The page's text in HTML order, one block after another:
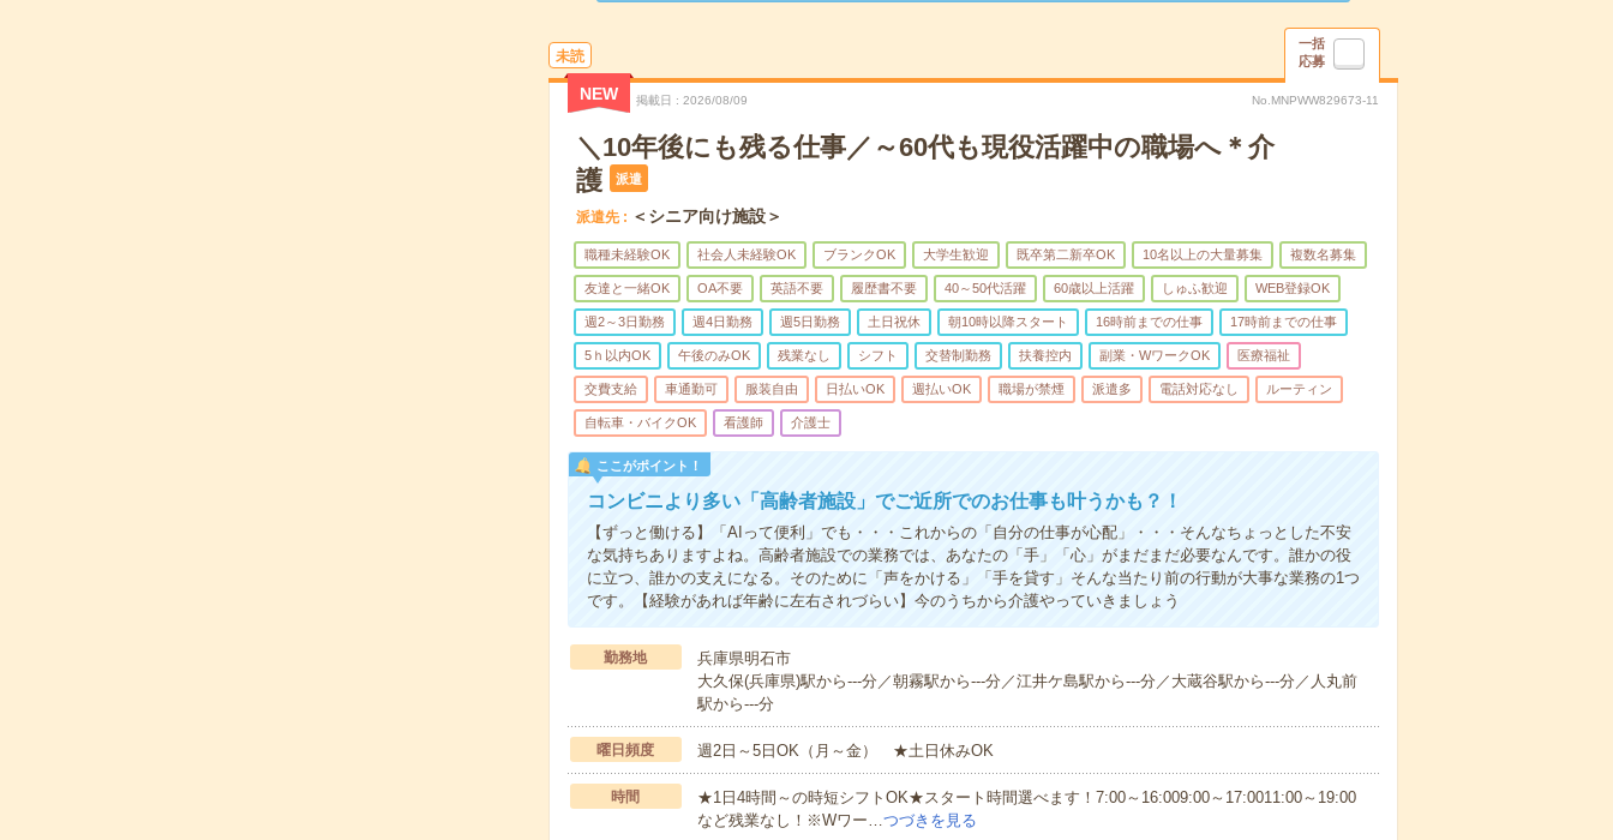
未読
一括
応募
NEW 掲載日 2026/08/09 No.MNPWW829673-11
＼10年後にも残る仕事／～60代も現役活躍中の職場へ＊介
護
派遣
派遣先 ＜シニア向け施設＞
職種未経験OK 社会人未経験OK ブランクOK 大学生歓迎 既卒第二新卒OK 10名以上の大量募集 複数名募集
友達と一緒OK OA不要 英語不要 履歴書不要 40～50代活躍 60歳以上活躍 しゅふ歓迎 WEB登録OK
週2～3日勤務 週4日勤務 週5日勤務 土日祝休 朝10時以降スタート 16時前までの仕事 17時前までの仕事
5ｈ以内OK 午後のみOK 残業なし シフト 交替制勤務 扶養控内 副業・WワークOK 医療福祉
交費支給 車通勤可 服装自由 日払いOK 週払いOK 職場が禁煙 派遣多 電話対応なし ルーティン
自転車・バイクOK 看護師 介護士
ここがポイント！
コンビニより多い「高齢者施設」でご近所でのお仕事も叶うかも？！
【ずっと働ける】「AIって便利」でも・・・これからの「自分の仕事が心配」・・・そんなちょっとした不安
な気持ちありますよね。高齢者施設での業務では、あなたの「手」「心」がまだまだ必要なんです。誰かの役
に立つ、誰かの支えになる。そのために「声をかける」「手を貸す」そんな当たり前の行動が大事な業務の1つ
です。【経験があれば年齢に左右されづらい】今のうちから介護やっていきましょう
勤務地
兵庫県明石市
大久保(兵庫県)駅から---分／朝霧駅から---分／江井ケ島駅から---分／大蔵谷駅から---分／人丸前
駅から---分
曜日頻度 週2日～5日OK（月～金） ★土日休みOK
時間
★1日4時間～の時短シフトOK★スタート時間選べます！7:00～16:009:00～17:0011:00～19:00
など残業なし！※Wワー…つづきを見る